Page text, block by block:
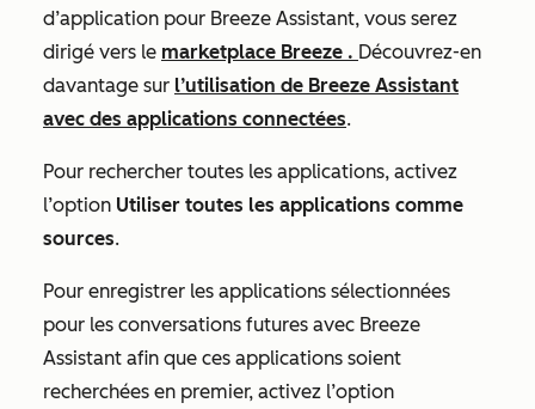
d’application pour Breeze Assistant, vous serez
dirigé vers le marketplace Breeze . Découvrez-en
davantage sur l’utilisation de Breeze Assistant
avec des applications connectées.
Pour rechercher toutes les applications, activez
l’option Utiliser toutes les applications comme
sources.
Pour enregistrer les applications sélectionnées
pour les conversations futures avec Breeze
Assistant afin que ces applications soient
recherchées en premier, activez l’option